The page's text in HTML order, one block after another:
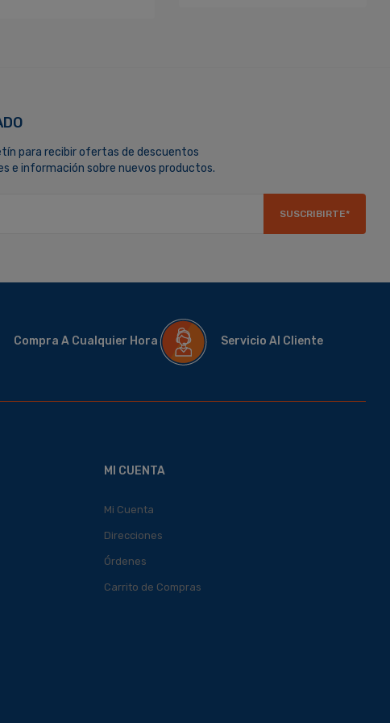
para recibir ofertas de descuentos
e información sobre nuevos productos.
SUSCRIBIRTE*
Compra A Cualquier Hora Servicio Al Cliente
MI CUENTA
Mi Cuenta
Direcciones
Órdenes
Carrito de Compras